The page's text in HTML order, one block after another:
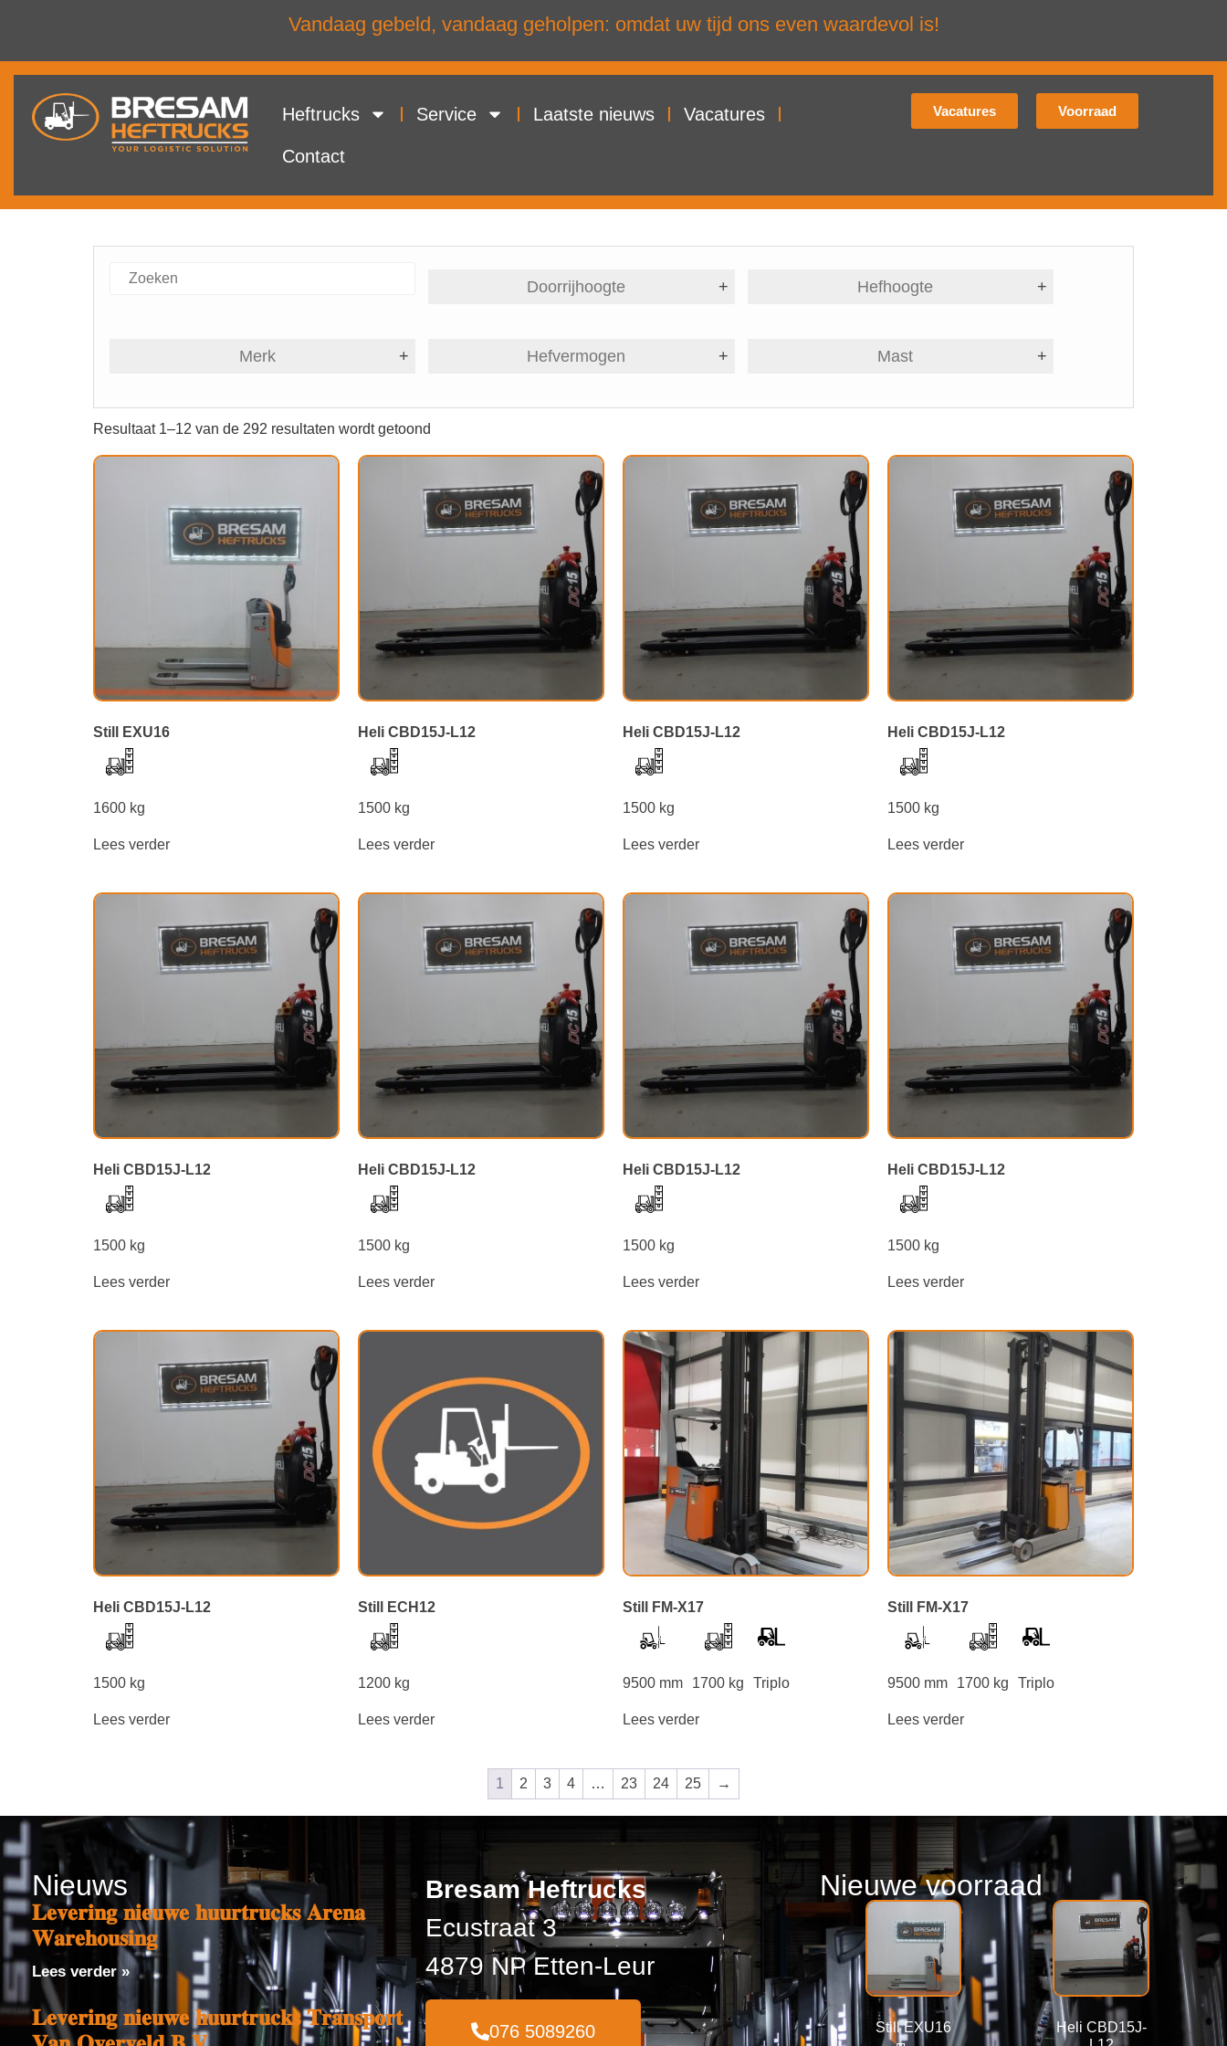
Vandaag gebeld, vandaag geholpen: omdat uw tijd ons even waardevol is!
Heftrucks Service Laatste nieuws Vacatures
Contact
Vacatures Voorraad
Doorrijhoogte + Hefhoogte +
Merk + Hefvermogen + Mast +
Resultaat 1–12 van de 292 resultaten wordt getoond
Still EXU16
1600 kg
Lees verder
Heli CBD15J-L12
1500 kg
Lees verder
Heli CBD15J-L12
1500 kg
Lees verder
Heli CBD15J-L12
1500 kg
Lees verder
Heli CBD15J-L12
1500 kg
Lees verder
Heli CBD15J-L12
1500 kg
Lees verder
Heli CBD15J-L12
1500 kg
Lees verder
Heli CBD15J-L12
1500 kg
Lees verder
Heli CBD15J-L12
1500 kg
Lees verder
Still ECH12
1200 kg
Lees verder
Still FM-X17
9500 mm 1700 kg Triplo
Lees verder
Still FM-X17
9500 mm 1700 kg Triplo
Lees verder
1 2 3 4 … 23 24 25 →
Nieuws
𝐋𝐞𝐯𝐞𝐫𝐢𝐧𝐠 𝐧𝐢𝐞𝐮𝐰𝐞 𝐡𝐮𝐮𝐫𝐭𝐫𝐮𝐜𝐤𝐬 𝐀𝐫𝐞𝐧𝐚
𝐖𝐚𝐫𝐞𝐡𝐨𝐮𝐬𝐢𝐧𝐠
Lees verder »
𝐋𝐞𝐯𝐞𝐫𝐢𝐧𝐠 𝐧𝐢𝐞𝐮𝐰𝐞 𝐡𝐮𝐮𝐫𝐭𝐫𝐮𝐜𝐤𝐬 𝐓𝐫𝐚𝐧𝐬𝐩𝐨𝐫𝐭
Bresam Heftrucks
Ecustraat 3
4879 NP Etten-Leur
076 5089260
Nieuwe voorraad
Still EXU16
Heli CBD15J-